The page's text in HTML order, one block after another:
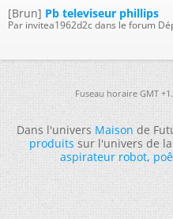
[Brun] Pb televiseur phillips
Par invitea1962d2c dans le forum
Fuseau horaire GMT
Dans l'universMaisonde
produitssur l'univers de
aspirateur robot,